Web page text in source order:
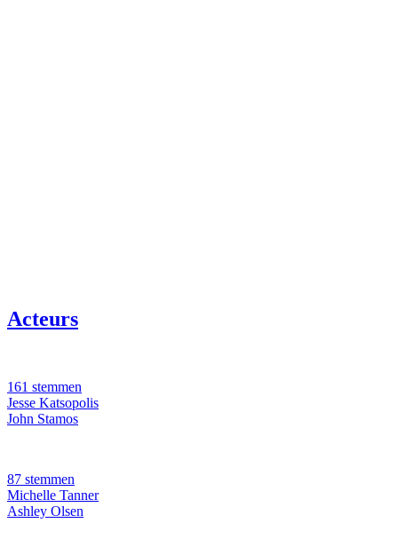
Acteurs
161 stemmen
Jesse Katsopolis
John Stamos
87 stemmen
Michelle Tanner
Ashley Olsen